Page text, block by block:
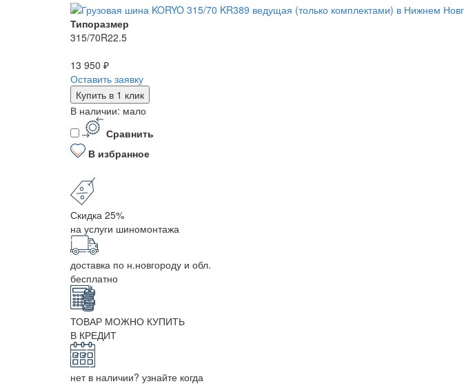
Типоразмер
315/70R22.5
13 950 ₽
Оставить заявку
Купить в 1 клик
В наличии: мало
Сравнить
В избранное
Скидка 25%
на услуги шиномонтажа
доставка по н.новгороду и обл.
бесплатно
ТОВАР МОЖНО КУПИТЬ
В КРЕДИТ
нет в наличии? узнайте когда